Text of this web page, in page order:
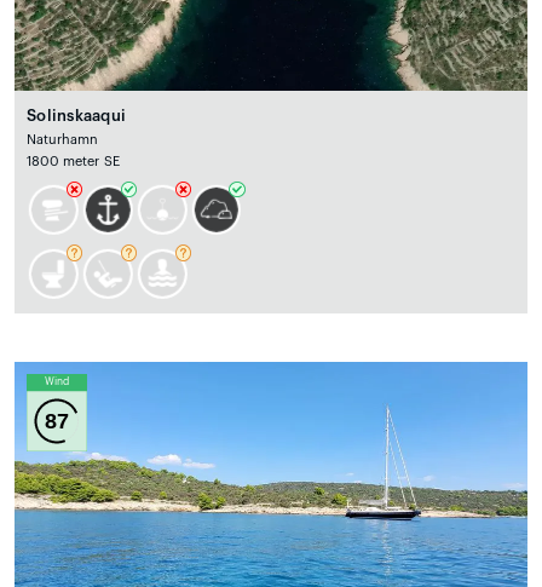
Solinskaaqui
Naturhamn
1800 meter SE
Wind
87